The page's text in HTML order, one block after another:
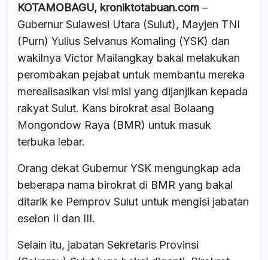
c
e
b
o
o
k
at
s
A
p
p
e
a
d
s
ar
e
KOTAMOBAGU, kroniktotabuan.com –
Gubernur Sulawesi Utara (Sulut), Mayjen TNI
(Purn) Yulius Selvanus Komaling (YSK) dan
wakilnya Victor Mailangkay bakal melakukan
perombakan pejabat untuk membantu mereka
merealisasikan visi misi yang dijanjikan kepada
rakyat Sulut. Kans birokrat asal Bolaang
Mongondow Raya (BMR) untuk masuk
terbuka lebar.
Orang dekat Gubernur YSK mengungkap ada
beberapa nama birokrat di BMR yang bakal
ditarik ke Pemprov Sulut untuk mengisi jabatan
eselon II dan III.
Selain itu, jabatan Sekretaris Provinsi